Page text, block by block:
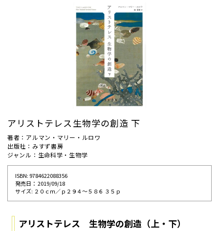
アリストテレス生物学の創造 下
著者：アルマン・マリー・ルロワ
出版社：みすず書房
ジャンル：生命科学・生物学
ISBN: 9784622088356
発売⽇： 2019/09/18
サイズ: ２０ｃｍ／ｐ２９４〜５８６ ３５ｐ
アリストテレス 生物学の創造（上・下）